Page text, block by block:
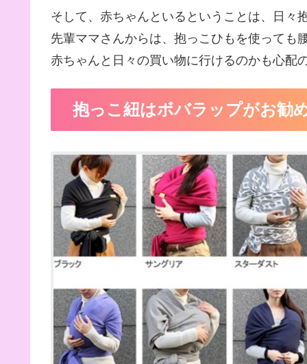
そして、赤ちゃんといるということは、日々
先輩ママさんからは、抱っこひもを使っても
赤ちゃんと日々の買い物に行けるのかも心配
抱っこ紐はボバラップがお勧